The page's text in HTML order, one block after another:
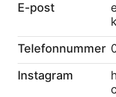
E-post
Telefonnummer
Instagram